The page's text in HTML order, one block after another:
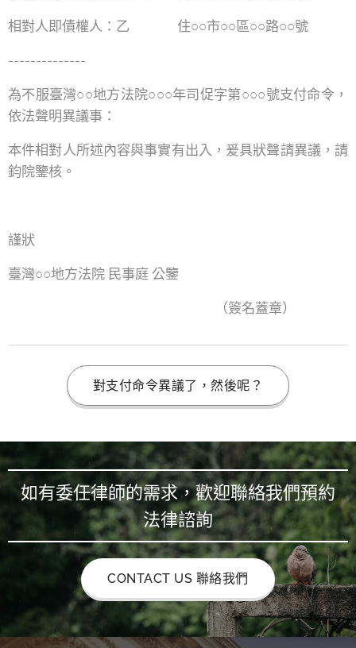
相對人即債權人：乙 住○○市○○區○○路○○號
--------------
為不服臺灣○○地方法院○○○年司促字第○○○號支付命令，
依法聲明異議事：
本件相對人所述內容與事實有出入，爰具狀聲請異議，請
鈞院鑒核。
謹狀
臺灣○○地方法院 民事庭 公鑒
（簽名蓋章）
對支付命令異議了，然後呢？
如有委任律師的需求，歡迎聯絡我們預約
法律諮詢
CONTACT US 聯絡我們